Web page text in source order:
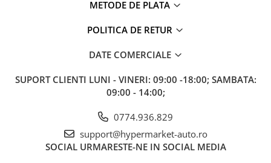
METODE DE PLATA
POLITICA DE RETUR
DATE COMERCIALE
SUPORT CLIENTI LUNI - VINERI: 09:00 -18:00; SAMBATA:
09:00 - 14:00;
0774.936.829
support@hypermarket-auto.ro
SOCIAL URMARESTE-NE IN SOCIAL MEDIA